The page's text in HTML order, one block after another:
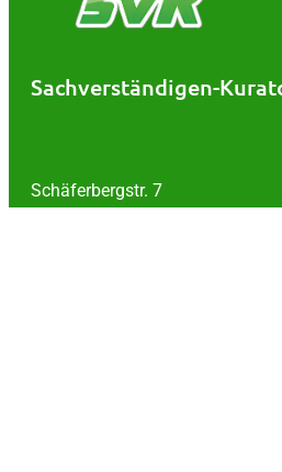
Sachverständigen-
Schäferbergstr. 7